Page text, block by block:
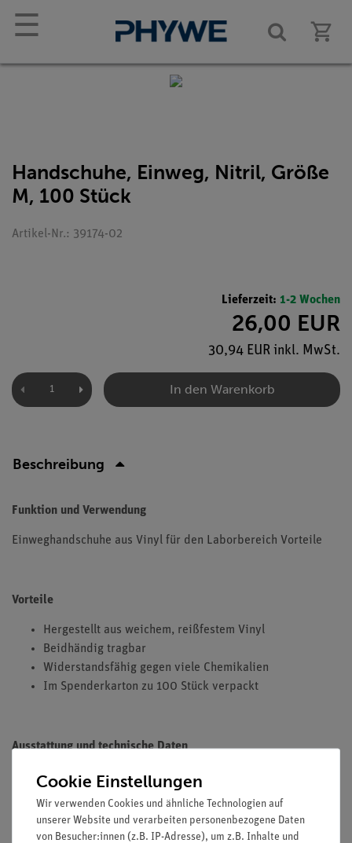
☰
Handschuhe, Einweg, Nitril, Größe
M, 100 Stück
Artikel-Nr.: 39174-02
Lieferzeit: 1-2 Wochen
26,00 EUR
30,94 EUR inkl. MwSt.
In den Warenkorb
Beschreibung
Funktion und Verwendung
Einweghandschuhe aus Vinyl für den Laborbereich Vorteile
Vorteile
Hergestellt aus weichem, reißfestem Vinyl
Beidhändig tragbar
Widerstandsfähig gegen viele Chemikalien
Im Spenderkarton zu 100 Stück verpackt
Ausstattung und technische Daten
ungepudert
Größe: 6/7 (klein)
Cookie Einstellungen
Wir verwenden Cookies und ähnliche Technologien auf
unserer Website und verarbeiten personenbezogene Daten
von Besucher:innen (z.B. IP-Adresse), um z.B. Inhalte und